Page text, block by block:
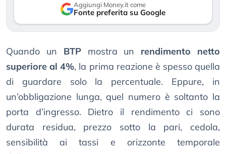
Aggiungi Money.it come
Fonte preferita su Google
Quando un BTPmostra un rendimento netto
superiore al 4%, la prima reazione è spesso quella
di guardare solo la percentuale. Eppure, in
un’obbligazione lunga, quel numero è soltanto la
porta d’ingresso. Dietro il rendimento ci sono
durata residua, prezzo sotto la pari, cedola,
sensibilità ai tassi e orizzonte temporale